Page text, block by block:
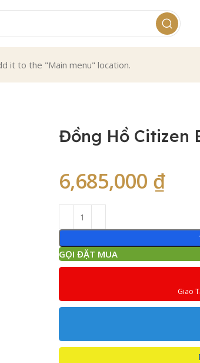
it to the "Main menu" location.
Đồng Hồ Citizen
6,685,000 ₫
GỌI ĐẶT MUA
Giao